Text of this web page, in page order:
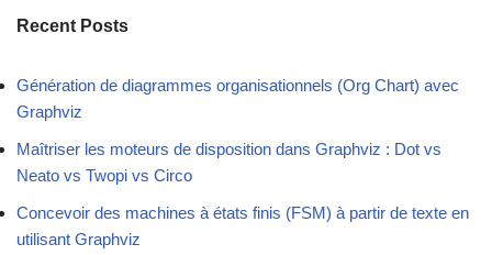
Recent Posts
Génération de diagrammes organisationnels (Org Chart) avec
Graphviz
Maîtriser les moteurs de disposition dans Graphviz : Dot vs
Neato vs Twopi vs Circo
Concevoir des machines à états finis (FSM) à partir de texte en
utilisant Graphviz